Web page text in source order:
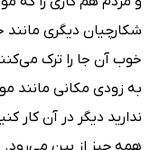
شکارچیان دیگری مانند
خوب آن جا را ترک
به زودی مکانی مانند
ندارید دیگر در آن کار
همه چیز از بین می‌رود.